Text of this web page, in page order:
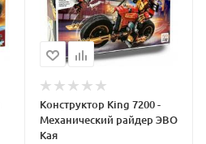
Конструктор King 7200 -
Механический райдер ЭВО
Кая